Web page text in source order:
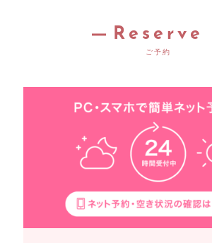
Reserve
ご予約